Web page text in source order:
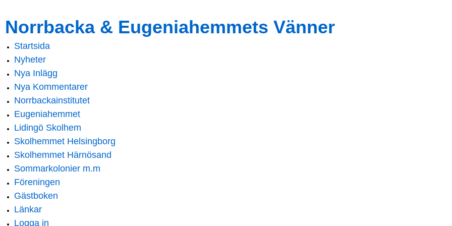
main
content
navigation
Norrbacka & Eugeniahemmets Vänner
Main menu
Startsida
Nyheter
Nya Inlägg
Nya Kommentarer
Norrbackainstitutet
Eugeniahemmet
Lidingö Skolhem
Skolhemmet Helsingborg
Skolhemmet Härnösand
Sommarkolonier m.m
Föreningen
Gästboken
Länkar
Logga in